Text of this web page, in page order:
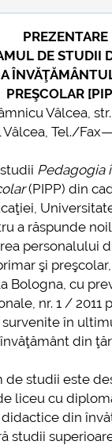
adrese Facultăți
l'admission
-
PREZENTARE
DE STUDII
PREŞCOLAR
Vâlcea,
Vâlcea, Tel./
Pedagogia
(PIPP) din
a răspunde
personalului
şi
Bologna, cu
nr. 1 / 2011
în
din
de studii este
liceu cu
din
studii